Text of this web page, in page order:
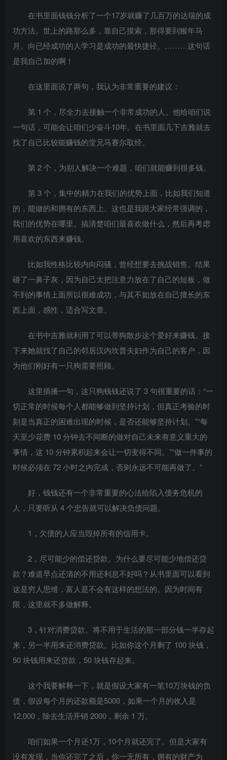
在书里面钱钱分析了一个17岁就赚了几百万的达瑞的成
功方法。世上的路那么多，靠自己摸索，那得要到猴年马
月。向已经成功的人学习是成功的最快捷径。………这句话
是我自己加的啊！
在这里面说了两句，我认为非常重要的建议：
第 1 个，尽全力去接触一个非常成功的人。他给咱们说
一句话，可能会让咱们少奋斗10年。在书里面几下吉雅就去
找了自己比较能赚钱的堂兄马赛尔取经。
第 2 个，为别人解决一个难题，咱们就能赚到很多钱。
第 3 个，集中的精力在我们的优势上面，比如我们知道
的，能做的和拥有的东西上。这也是我跟大家经常强调的，
我们的优势在哪里。搞清楚咱们最喜欢做什么，然后再考虑
用喜欢的东西来赚钱。
比如我性格比较内向闷骚，曾经想要去挑战销售。结果
碰了一鼻子灰，因为自己太把注意力放在了自己的短板，做
不到的事情上面所以很难成功，与其不如放在自己擅长的东
西上面，感性，适合写文章。
在书中吉雅就利用了可以带狗散步这个爱好来赚钱。接
下来她就找了自己的邻居汉内坎普夫妇作为自己的客户，因
为他们刚好有一只狗需要照顾。
这里插播一句，这只狗钱钱还说了 3 句很重要的话：“一
切正常的时候每个人都能够做到坚持计划，但真正考验的时
刻是当真正的困难出现的时候，是否还能够坚持计划。”“每
天至少花费 10 分钟去不间断的做对自己未来有意义重大的
事情，这 10 分钟累积起来会让一切变得不同。”“做一件事的
时候必须在 72 小时之内完成，否则永远不可能再做了。”
好，钱钱还有一个非常重要的心法给陷入债务危机的
人，只要听从 4 个忠告就可以解决负债问题。
1，欠债的人应当毁掉所有的信用卡。
2，尽可能少的偿还贷款。为什么要尽可能少地偿还贷
款？难道早点还清的不用还利息不好吗？从书里面可以看到
这是穷人思维，富人是不会有这样的想法的。因为时间有
限，这里就不多做解释。
3，针对消费贷款。将不用于生活的那一部分钱一半存起
来，另一半用来还消费贷款。比如你这个月剩了 100 块钱，
50 块钱用来还贷款，50 块钱存起来。
这个我要解释一下，就是假设大家有一笔10万块钱的负
债，假设每个月的还款额是5000，如果一个月的收入是
12,000，除去生活开销 2000，剩余 1 万。
咱们如果一个月还1万，10个月就还完了。但是大家有
没有发现，当你还完了之后，你一无所有，拥有的财产为